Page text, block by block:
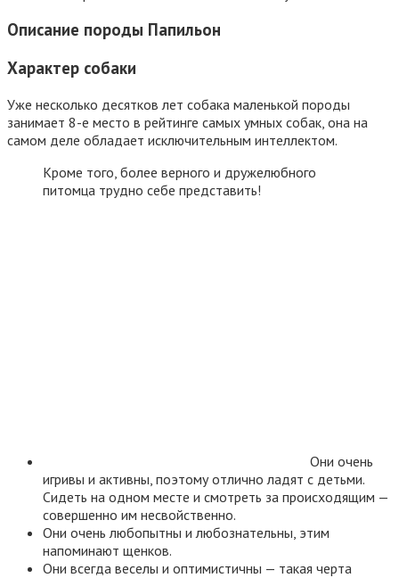
Описание породы Папильон
Характер собаки
Уже несколько десятков лет собака маленькой породы
занимает 8-е место в рейтинге самых умных собак, она на
самом деле обладает исключительным интеллектом.
Кроме того, более верного и дружелюбного
питомца трудно себе представить!
Они очень
игривы и активны, поэтому отлично ладят с детьми.
Сидеть на одном месте и смотреть за происходящим —
совершенно им несвойственно.
Они очень любопытны и любознательны, этим
напоминают щенков.
Они всегда веселы и оптимистичны — такая черта